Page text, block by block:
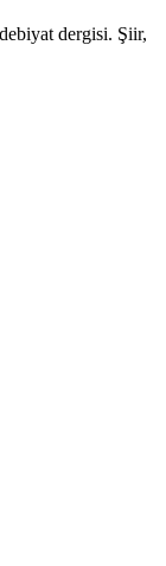
dergisi. Şiir,